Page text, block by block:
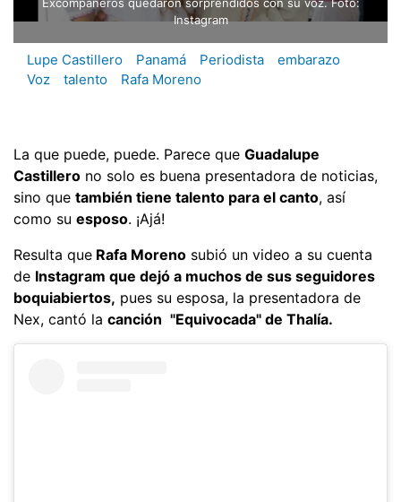
Excompañeros quedaron sorprendidos con su voz. Foto:
Instagram
Lupe Castillero Panamá Periodista
embarazo
Voz
talento Rafa Moreno
La que puede, puede. Parece que Guadalupe
Castillero no solo es buena presentadora de noticias,
sino que también tiene talento para el canto, así
como su esposo. ¡Ajá!
Resulta que Rafa Moreno subió un video a su cuenta
de Instagram que dejó a muchos de sus seguidores
boquiabiertos, pues su esposa, la presentadora de
Nex, cantó la canción "Equivocada" de Thalía.